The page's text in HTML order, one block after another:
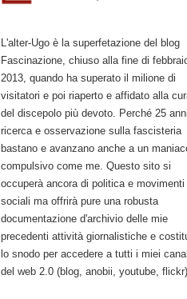
L'alter-Ugo è la superfetazione del blog
Fascinazione, chiuso alla fine di
2013, quando ha superato il milione di
visitatori e poi riaperto e affidato alla
del discepolo più devoto. Perché 25
ricerca e osservazione sulla fascisteria
bastano e avanzano anche a un
compulsivo come me. Questo sito si
occuperà ancora di politica e movimenti
sociali ma offrirà pure una robusta
documentazione d'archivio delle mie
precedenti attività giornalistiche e
lo snodo per accedere a tutti i miei
del web 2.0 (blog, anobii, youtube, flickr)